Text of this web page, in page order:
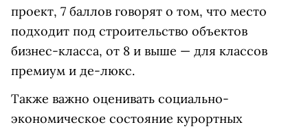
проект, 7 баллов говорят о том, что место
подходит под строительство объектов
бизнес-класса, от 8 и выше — для классов
премиум и де-люкс.
Также важно оценивать социально-
экономическое состояние курортных